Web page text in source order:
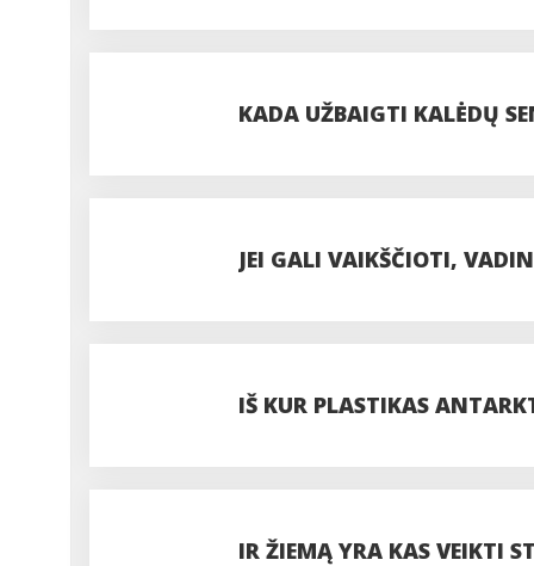
KADA UŽBAIGTI KALĖDŲ
JEI GALI VAIKŠČIOTI,
IŠ KUR PLASTIKAS
IR ŽIEMĄ YRA KAS VEIKTI